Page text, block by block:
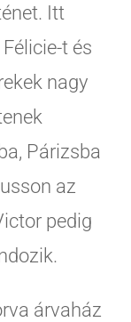
Itt
t és
nagy
Párizsba
az
pedig
árvaház